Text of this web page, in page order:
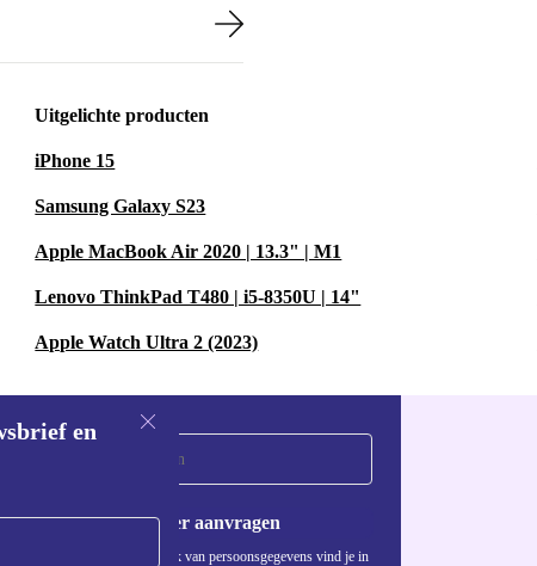
mét laag
je van
Uitgelichte producten
iPhone 15
Samsung Galaxy S23
Apple MacBook Air 2020 | 13.3" | M1
Lenovo ThinkPad T480 | i5-8350U | 14"
Apple Watch Ultra 2 (2023)
en
Voucher aanvragen
Informatie over het gebruik van persoonsgegevens vind je in